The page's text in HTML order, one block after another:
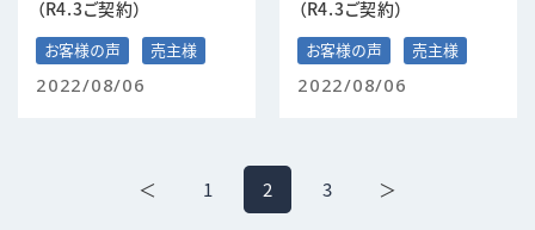
（R4.3ご契約）
お客様の声 売主様
2022/08/06
（R4.3ご契約）
お客様の声 売主様
2022/08/06
＜ 1 2 3 ＞